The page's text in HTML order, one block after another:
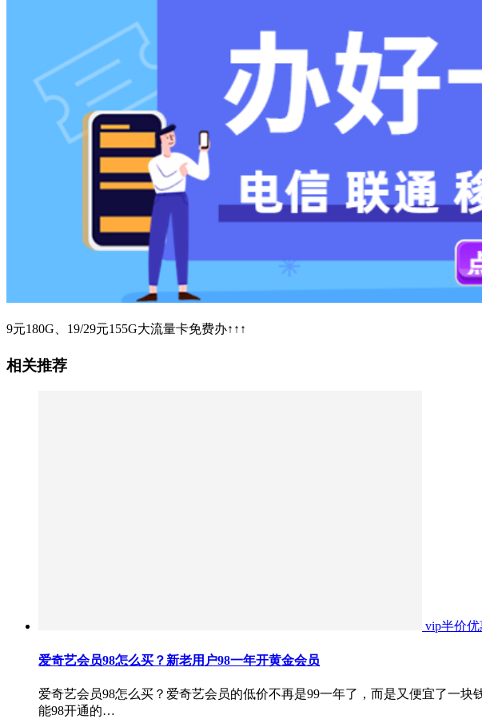
9元180G、19/29元155G大流量卡免费办↑↑↑
相关推荐
vip半价优
爱奇艺会员98怎么买？新老用户98一年开黄金会员
爱奇艺会员98怎么买？爱奇艺会员的低价不再是99一年了，而是又便宜了一
能98开通的…